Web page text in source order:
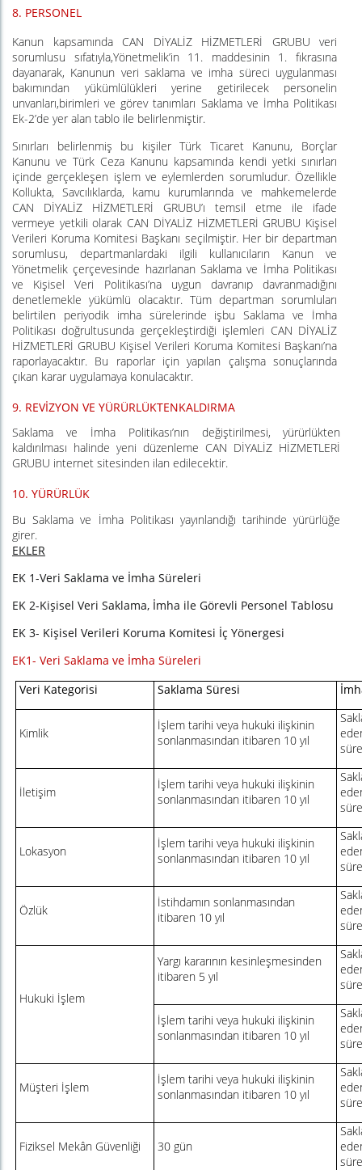
8. PERSONEL
Kanun kapsamında CAN DİYALİZ HİZMETLERİ GRUBU veri
sorumlusu sıfatıyla,Yönetmelik’in 11. maddesinin 1. fıkrasına
dayanarak, Kanunun veri saklama ve imha süreci uygulanması
bakımından yükümlülükleri yerine getirilecek personelin
unvanları,birimleri ve görev tanımları Saklama ve İmha Politikası
Ek-2’de yer alan tablo ile belirlenmiştir.
Sınırları belirlenmiş bu kişiler Türk Ticaret Kanunu, Borçlar
Kanunu ve Türk Ceza Kanunu kapsamında kendi yetki sınırları
içinde gerçekleşen işlem ve eylemlerden sorumludur. Özellikle
Kollukta, Savcılıklarda, kamu kurumlarında ve mahkemelerde
CAN DİYALİZ HİZMETLERİ GRUBU’ı temsil etme ile ifade
vermeye yetkili olarak CAN DİYALİZ HİZMETLERİ GRUBU Kişisel
Verileri Koruma Komitesi Başkanı seçilmiştir. Her bir departman
sorumlusu, departmanlardaki ilgili kullanıcıların Kanun ve
Yönetmelik çerçevesinde hazırlanan Saklama ve İmha Politikası
ve Kişisel Veri Politikası’na uygun davranıp davranmadığını
denetlemekle yükümlü olacaktır. Tüm departman sorumluları
belirtilen periyodik imha sürelerinde işbu Saklama ve İmha
Politikası doğrultusunda gerçekleştirdiği işlemleri CAN DİYALİZ
HİZMETLERİ GRUBU Kişisel Verileri Koruma Komitesi Başkanı’na
raporlayacaktır. Bu raporlar için yapılan çalışma sonuçlarında
çıkan karar uygulamaya konulacaktır.
9. REVİZYON VE YÜRÜRLÜKTENKALDIRMA
Saklama ve İmha Politikası’nın değiştirilmesi, yürürlükten
kaldırılması halinde yeni düzenleme CAN DİYALİZ HİZMETLERİ
GRUBU internet sitesinden ilan edilecektir.
10. YÜRÜRLÜK
Bu Saklama ve İmha Politikası yayınlandığı tarihinde yürürlüğe
girer.
EKLER
EK 1-Veri Saklama ve İmha Süreleri
EK 2-Kişisel Veri Saklama, İmha ile Görevli Personel Tablosu
EK 3- Kişisel Verileri Koruma Komitesi İç Yönergesi
EK1- Veri Saklama ve İmha Süreleri
Veri Kategorisi
Saklama Süresi
Kimlik
İşlem tarihi veya hukuki ilişkinin
sonlanmasından itibaren 10 yıl
İletişim
İşlem tarihi veya hukuki ilişkinin
sonlanmasından itibaren 10 yıl
Lokasyon
İşlem tarihi veya hukuki ilişkinin
sonlanmasından itibaren 10 yıl
Özlük
İstihdamın sonlanmasından
itibaren 10 yıl
Hukuki İşlem
Yargı kararının kesinleşmesinden
itibaren 5 yıl
İşlem tarihi veya hukuki ilişkinin
sonlanmasından itibaren 10 yıl
Müşteri İşlem
İşlem tarihi veya hukuki ilişkinin
sonlanmasından itibaren 10 yıl
Fiziksel Mekân Güvenliği 30 gün